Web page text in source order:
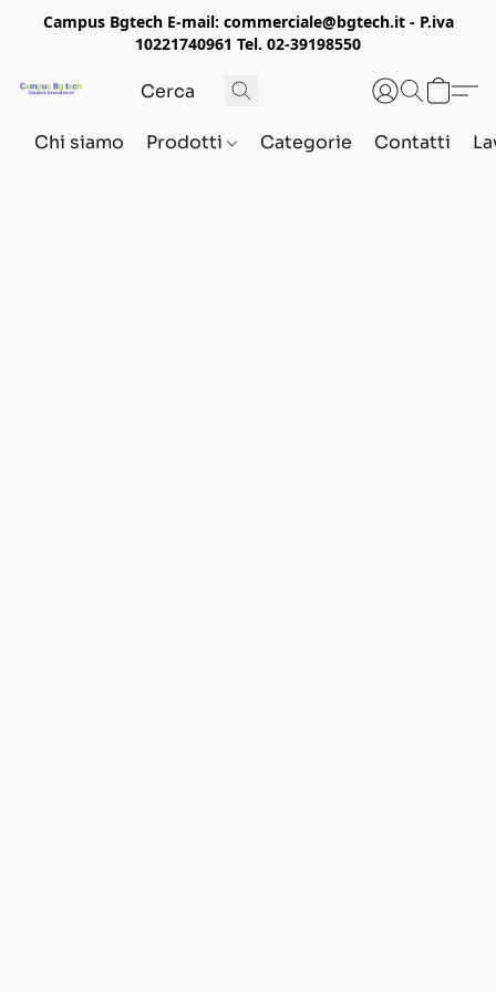
Campus Bgtech E-mail: commerciale@bgtech.it - P.iva
10221740961 Tel. 02-39198550
Chi siamo Prodotti Categorie Contatti